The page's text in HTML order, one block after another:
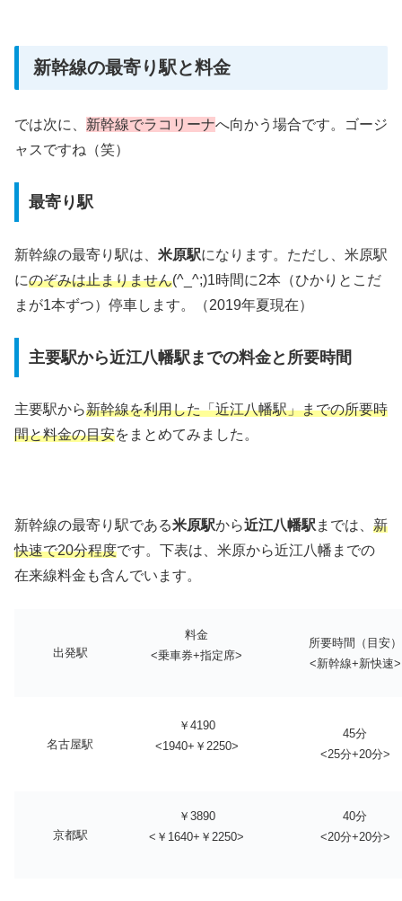
新幹線の最寄り駅と料金
では次に、 新幹線でラコリーナへ向かう場合です。ゴージ
ャスですね（笑）
最寄り駅
新幹線の最寄り駅は、 米原駅になります。ただし、米原駅
にのぞみは止まりません(^_^;)1時間に2本（ひかりとこだ
まが1本ずつ）停車します。（2019年夏現在）
主要駅から近江八幡駅までの料金と所要時間
主要駅から新幹線を利用した「近江八幡駅」までの所要時
間と料金の目安をまとめてみました。
新幹線の最寄り駅である米原駅から近江八幡駅 までは、 新
快速で20分程度です。下表は、米原から近江八幡までの
在来線料金も含んでいます。
出発駅
料金
<乗車券+指定席>
所要時間（目安）
<新幹線+新快速>
名古屋駅
￥4190
<1940+￥2250>
45分
<25分+20分>
京都駅
￥3890
<￥1640+￥2250>
40分
<20分+20分>